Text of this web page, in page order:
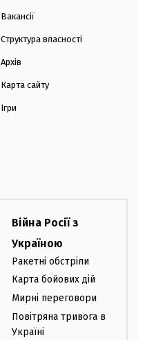
Вакансії
Структура власності
Архів
Карта сайту
Ігри
Війна Росії з
Україною
Ракетні обстріли
Карта бойових дій
Мирні переговори
Повітряна тривога в
Україні